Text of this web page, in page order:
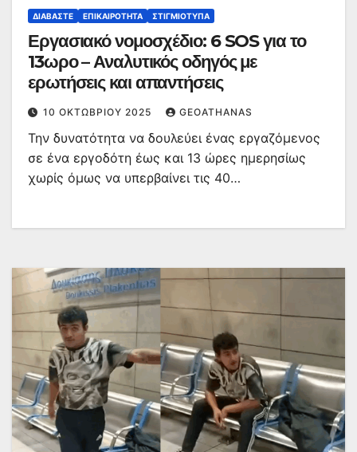
ΔΙΑΒΆΣΤΕ ΕΠΙΚΑΙΡΌΤΗΤΑ ΣΤΙΓΜΙΌΤΥΠΑ
Εργασιακό νομοσχέδιο: 6 SOS για το
13ωρο – Αναλυτικός οδηγός με
ερωτήσεις και απαντήσεις
10 ΟΚΤΩΒΡΊΟΥ 2025 GEOATHANAS
Την δυνατότητα να δουλεύει ένας εργαζόμενος
σε ένα εργοδότη έως και 13 ώρες ημερησίως
χωρίς όμως να υπερβαίνει τις 40…